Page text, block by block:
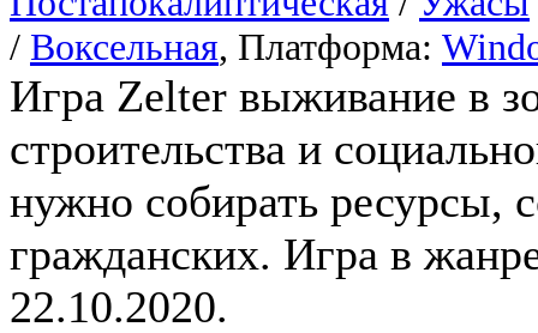
/ Воксельная, Платформа:
Игра Zelter выживание в
строительства и
нужно собирать ресурсы,
гражданских. Игра в
22.10.2020.